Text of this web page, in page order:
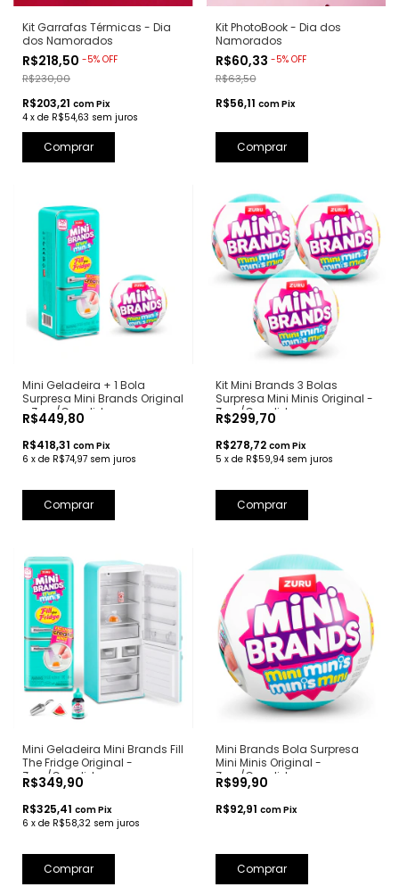
Kit Garrafas Térmicas - Dia
dos Namorados
R$218,50 -5% OFF
R$230,00
R$203,21 comPix
4 x de R$54,63 sem juros
Comprar
Kit PhotoBook - Dia dos
Namorados
R$60,33 -5% OFF
R$63,50
R$56,11 comPix
Comprar
Mini Geladeira + 1 Bola
Surpresa Mini Brands Original
- Zuru/Candide
R$449,80
R$418,31 comPix
6 x de R$74,97 sem juros
Kit Mini Brands 3 Bolas
Surpresa Mini Minis Original -
Zuru/Candide
R$299,70
R$278,72 comPix
5 x de R$59,94 sem juros
Mini Geladeira Mini Brands Fill
The Fridge Original -
Zuru/Candide
R$349,90
R$325,41 comPix
6 x de R$58,32 sem juros
Mini Brands Bola Surpresa
Mini Minis Original -
Zuru/Candide
R$99,90
R$92,91 comPix